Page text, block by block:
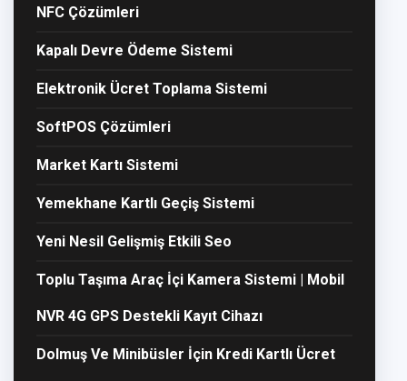
NFC Çözümleri
Kapalı Devre Ödeme Sistemi
Elektronik Ücret Toplama Sistemi
SoftPOS Çözümleri
Market Kartı Sistemi
Yemekhane Kartlı Geçiş Sistemi
Yeni Nesil Gelişmiş Etkili Seo
Toplu Taşıma Araç İçi Kamera Sistemi | Mobil
NVR 4G GPS Destekli Kayıt Cihazı
Dolmuş Ve Minibüsler İçin Kredi Kartlı Ücret